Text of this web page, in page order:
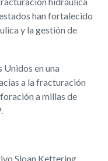
han fortalecido
y la gestión de
en una
a la fracturación
a millas de
.
Sloan Kettering